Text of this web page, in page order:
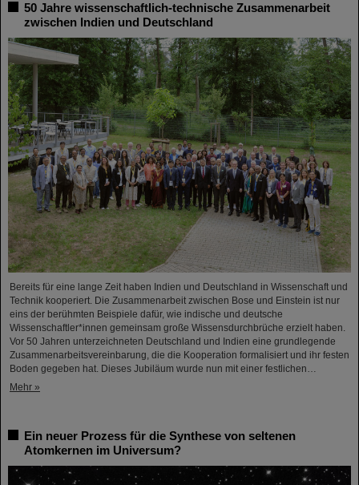
50 Jahre wissenschaftlich-technische Zusammenarbeit
zwischen Indien und Deutschland
Bereits für eine lange Zeit haben Indien und Deutschland in Wissenschaft und
Technik kooperiert. Die Zusammenarbeit zwischen Bose und Einstein ist nur
eins der berühmten Beispiele dafür, wie indische und deutsche
Wissenschaftler*innen gemeinsam große Wissensdurchbrüche erzielt haben.
Vor 50 Jahren unterzeichneten Deutschland und Indien eine grundlegende
Zusammenarbeitsvereinbarung, die die Kooperation formalisiert und ihr festen
Boden gegeben hat. Dieses Jubiläum wurde nun mit einer festlichen…
Mehr »
Ein neuer Prozess für die Synthese von seltenen
Atomkernen im Universum?